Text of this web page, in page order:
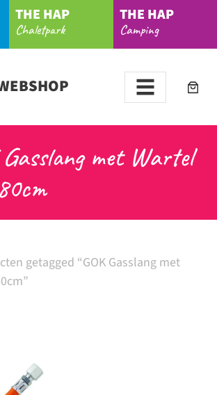
THE HAP
Chaletpark
THE HAP
Camping
Gasslang met Wartel
getagged “GOK Gasslang met